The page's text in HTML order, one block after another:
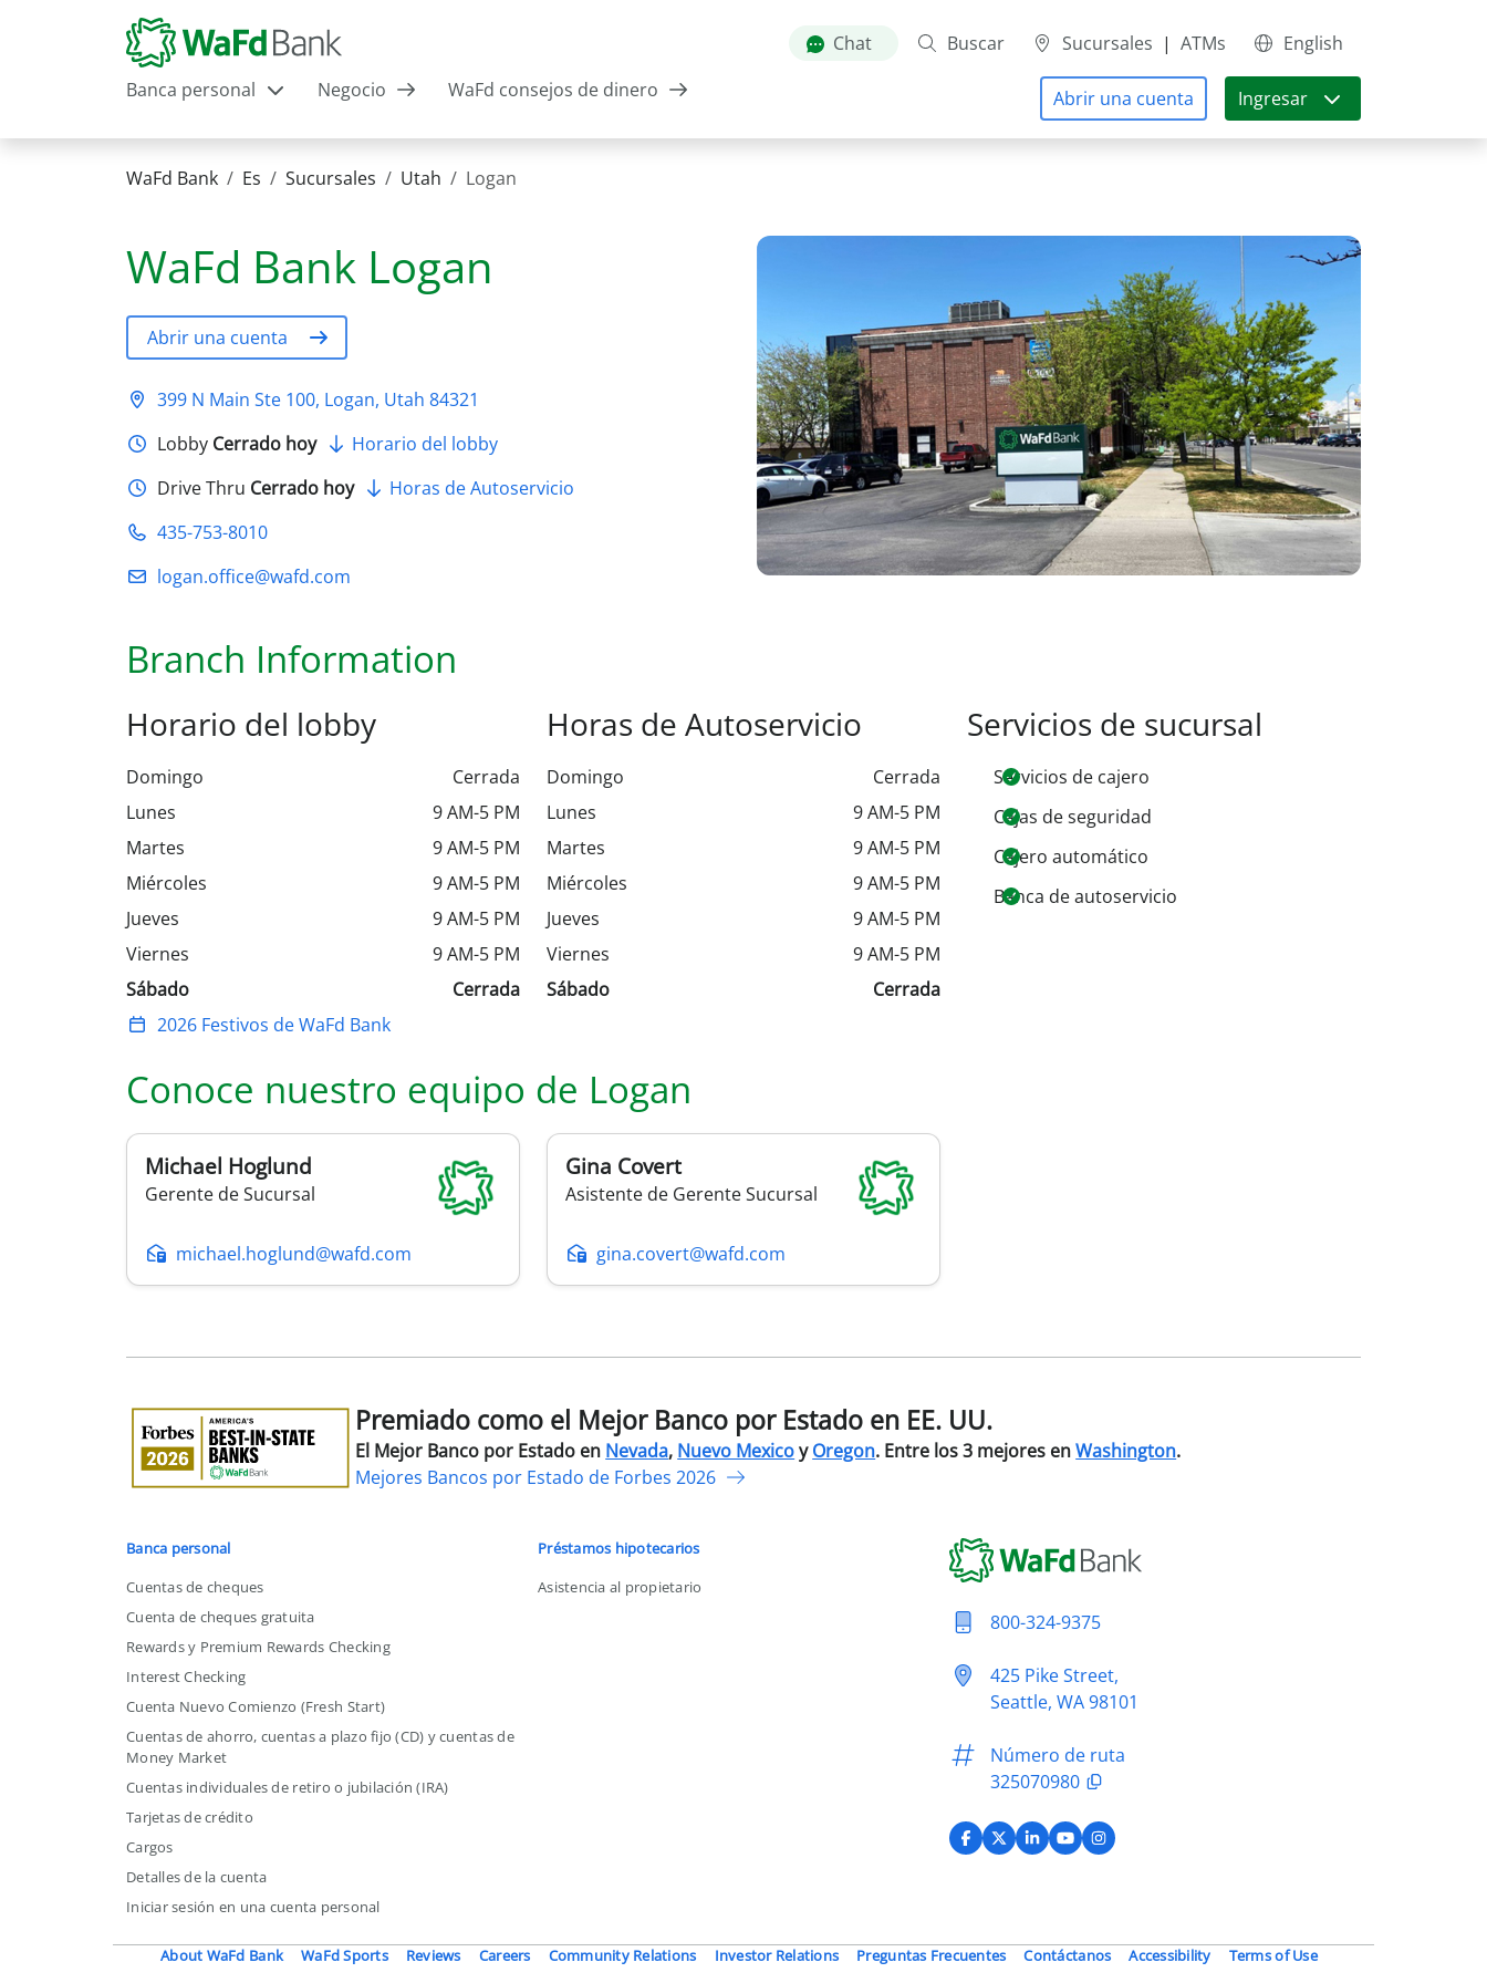
Chat Buscar Sucursales | ATMs
English
Banca personal
Negocio WaFd consejos de dinero Abrir una cuenta Ingresar
WaFd Bank Es Sucursales Utah Logan
WaFd Bank Logan
Abrir una cuenta
399 N Main Ste 100, Logan, Utah 84321
Lobby Cerrado hoy
Horario del lobby
Drive Thru Cerrado hoy
Horas de Autoservicio
435-753-8010
logan.office@wafd.com
Branch Information
Horario del lobby
Domingo
Cerrada
Lunes
9 AM-5 PM
Martes
9 AM-5 PM
Miércoles
9 AM-5 PM
Jueves
9 AM-5 PM
Viernes
9 AM-5 PM
Sábado
Cerrada
2026 Festivos de WaFd Bank
Horas de Autoservicio
Domingo
Cerrada
Lunes
9 AM-5 PM
Martes
9 AM-5 PM
Miércoles
9 AM-5 PM
Jueves
9 AM-5 PM
Viernes
9 AM-5 PM
Sábado
Cerrada
Servicios de sucursal
Servicios de cajero
Cajas de seguridad
Cajero automático
Banca de autoservicio
Conoce nuestro equipo de Logan
Michael Hoglund
Gerente de Sucursal
michael.hoglund@wafd.com
Gina Covert
Asistente de Gerente Sucursal
gina.covert@wafd.com
Premiado
como
el
Mejor
UU.
Premiado como el Mejor Banco por Estado en EE. UU.
El Mejor Banco por Estado en Nevada, Nuevo Mexicoy Oregon. Entre los 3 mejores enWashington.
Mejores Bancos por Estado de Forbes 2026
Banca personal
Cuentas de cheques
Cuenta de cheques gratuita
Rewards y Premium Rewards Checking
Interest Checking
Cuenta Nuevo Comienzo (Fresh Start)
Cuentas de ahorro, cuentas a plazo fijo (CD) y cuentas de
Money Market
Cuentas individuales de retiro o jubilación (IRA)
Tarjetas de crédito
Cargos
Detalles de la cuenta
Iniciar sesión en una cuenta personal
Préstamos hipotecarios
Asistencia al propietario
800-324-9375
425 Pike Street,
Seattle, WA 98101
Número de ruta
325070980
FacebookX (Twitter)
LinkedInYouTubeInstagram
About WaFd Bank WaFd Sports Reviews Careers Community Relations Investor Relations Preguntas Frecuentes Contáctanos Accessibility Terms of Use